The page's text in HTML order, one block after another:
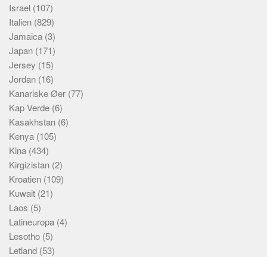
Israel (107)
Italien (829)
Jamaica (3)
Japan (171)
Jersey (15)
Jordan (16)
Kanariske Øer (77)
Kap Verde (6)
Kasakhstan (6)
Kenya (105)
Kina (434)
Kirgizistan (2)
Kroatien (109)
Kuwait (21)
Laos (5)
Latineuropa (4)
Lesotho (5)
Letland (53)